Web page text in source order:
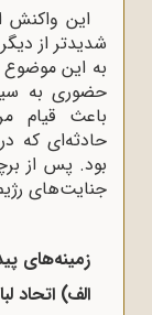
این
شدیدتر از
به این
حضورى به
باعث قیام
حادثه‌اى که
بود. پس از
جنایت‌هاى
زمینه‌های
الف) اتحاد